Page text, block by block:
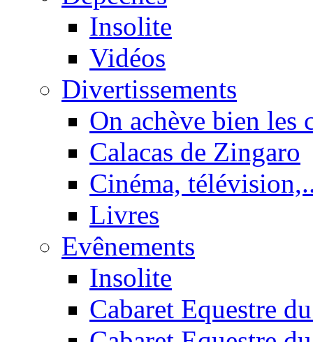
Insolite
Vidéos
Divertissements
On achève bien les
Calacas de Zingaro
Cinéma,
Livres
Evênements
Insolite
Cabaret Equestre